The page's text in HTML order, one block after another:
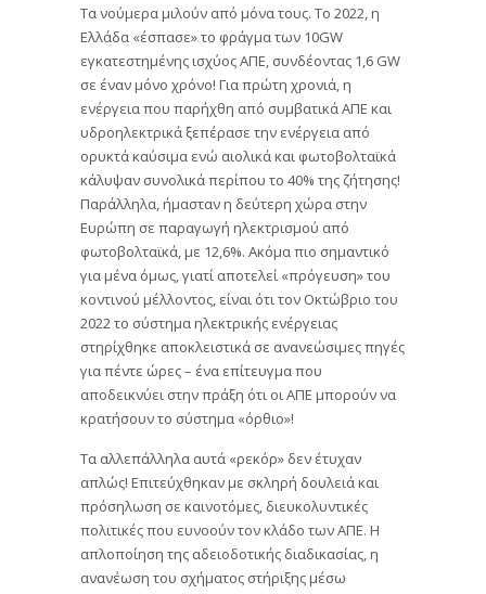
Τα νούμερα μιλούν από μόνα τους. Το 2022, η
Ελλάδα «έσπασε» το φράγμα των 10GW
εγκατεστημένης ισχύος ΑΠΕ, συνδέοντας 1,6 GW
σε έναν μόνο χρόνο! Για πρώτη χρονιά, η
ενέργεια που παρήχθη από συμβατικά ΑΠΕ και
υδροηλεκτρικά ξεπέρασε την ενέργεια από
ορυκτά καύσιμα ενώ αιολικά και φωτοβολταϊκά
κάλυψαν συνολικά περίπου το 40% της ζήτησης!
Παράλληλα, ήμασταν η δεύτερη χώρα στην
Ευρώπη σε παραγωγή ηλεκτρισμού από
φωτοβολταϊκά, με 12,6%. Ακόμα πιο σημαντικό
για μένα όμως, γιατί αποτελεί «πρόγευση» του
κοντινού μέλλοντος, είναι ότι τον Οκτώβριο του
2022 το σύστημα ηλεκτρικής ενέργειας
στηρίχθηκε αποκλειστικά σε ανανεώσιμες πηγές
για πέντε ώρες – ένα επίτευγμα που
αποδεικνύει στην πράξη ότι οι ΑΠΕ μπορούν να
κρατήσουν το σύστημα «όρθιο»!
Τα αλλεπάλληλα αυτά «ρεκόρ» δεν έτυχαν
απλώς! Επιτεύχθηκαν με σκληρή δουλειά και
πρόσηλωση σε καινοτόμες, διευκολυντικές
πολιτικές που ευνοούν τον κλάδο των ΑΠΕ. Η
απλοποίηση της αδειοδοτικής διαδικασίας, η
ανανέωση του σχήματος στήριξης μέσω